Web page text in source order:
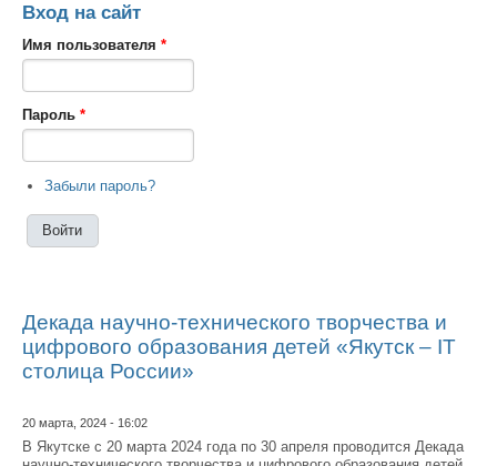
Вход на сайт
Имя пользователя *
Пароль *
Забыли пароль?
Декада научно-технического творчества и
цифрового образования детей «Якутск – IT
столица России»
20 марта, 2024 - 16:02
В Якутске с 20 марта 2024 года по 30 апреля проводится Декада